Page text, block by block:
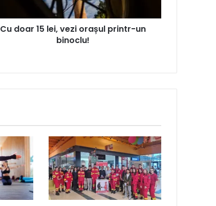
Cu doar 15 lei, vezi orașul printr-un
binoclu!